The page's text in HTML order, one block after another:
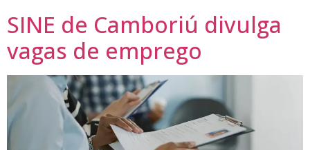
SINE de Camboriú divulga
vagas de emprego